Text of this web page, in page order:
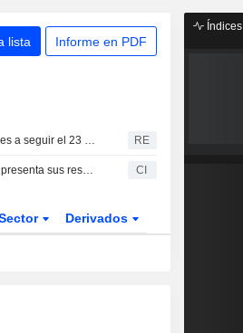
lista Informe en PDF
Bolsa española: valores a seguir el 23 de julio RE
Alantra Partners, S.A. presenta sus resultados del primer semestre de 2026 CI
Derivados
Índices